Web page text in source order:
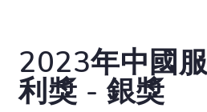
2023年中國
利獎 - 銀獎